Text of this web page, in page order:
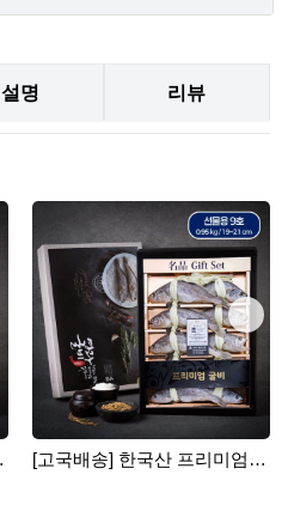
설명 리뷰
[고국배송] 한국산 프리미엄